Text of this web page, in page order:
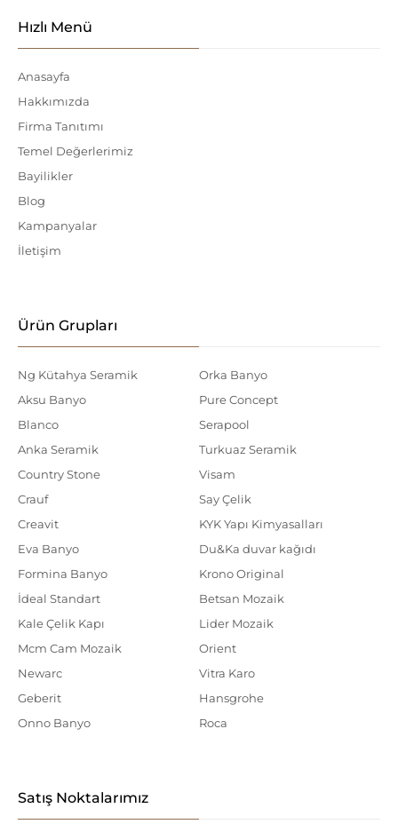
Hızlı Menü
Anasayfa
Hakkımızda
Firma Tanıtımı
Temel Değerlerimiz
Bayilikler
Blog
Kampanyalar
İletişim
Ürün Grupları
Ng Kütahya Seramik
Aksu Banyo
Blanco
Anka Seramik
Country Stone
Crauf
Creavit
Eva Banyo
Formina Banyo
İdeal Standart
Kale Çelik Kapı
Mcm Cam Mozaik
Newarc
Geberit
Onno Banyo
Orka Banyo
Pure Concept
Serapool
Turkuaz Seramik
Visam
Say Çelik
KYK Yapı Kimyasalları
Du&Ka duvar kağıdı
Krono Original
Betsan Mozaik
Lider Mozaik
Orient
Vitra Karo
Hansgrohe
Roca
Satış Noktalarımız